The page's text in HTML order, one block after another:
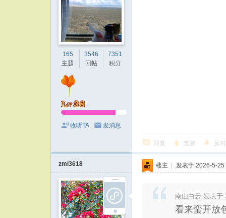
165
主题
3546
回帖
7351
积分
收听TA 发消息
回复 支持 反对
zml3618 楼主 | 发表于 2026-5-
南山白云 发表于
看来蛮开放